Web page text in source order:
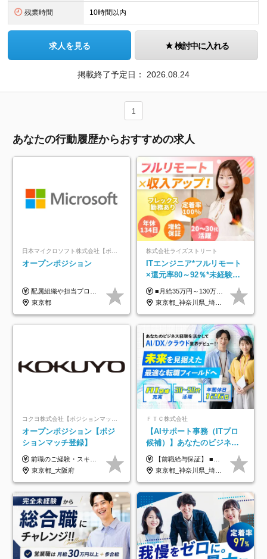
残業時間 10時間以内
求人を見る 検討中に入れる
掲載終了予定日： 2026.08.24
1
あなたの行動履歴からおすすめの求人
日本マイクロソフト株式会社【ポジションマッチ登録】
オープンポジション
配属組織や担当プロジェクトにより異なります。 ▼参考情報 ----------------------- 年俸650万～（1/12を月々支給） ※経験、能力を考慮の上、当社規定により優遇いたします。 ※時間外、休日出勤、深夜手当に対する賃金も基本年俸に含みます。
東京都
株式会社ライズストリート
ITエンジニア*フルリモート
×還元率80～92％*未経験歓
迎*年休134日*月給35万～*
定着率100%
■月給35万円～130万円＋賞与年2回＋各種手当 ※システムエンジニアの経験をお持ちの方は月給41万円以上＋賞与年2回（108万円～）＋手当 ■単価（年収）アップのチャンスは最大年12回 ※残業代は1分単位で100％全額支給。サービス残業などは一切ありません ※試用期間6ヵ月（試用期間中の待遇・給与に差はありません）
東京都_神奈川県_埼玉県_千葉県_大阪府_愛知県_北海道_青森県_岩手県_宮城県_秋田県_山形県_福島県_茨城県_栃木県_群馬県_新潟県_山梨県_長野県_富山県_石川県_福井県_静岡県_岐阜県_三重県_兵庫県_京都府_滋賀県_奈良県_和歌山県_広島県_岡山県_鳥取県_島根県_山口県_徳島県_香川県_愛媛県_高知県_福岡県_熊本県_佐賀県_長崎県_大分県_宮崎県_鹿児島県_沖縄県
コクヨ株式会社【ポジションマッチ登録】
オープンポジション【ポジ
ションマッチ登録】
前職のご経験・スキル等を考慮して決定します。
東京都_大阪府
ＦＴＣ株式会社
【AIサポート事務（ITプロ
候補）】あなたのビジネス
経験をAI業界で活かす◆IT
未経験OK◆目指せるコンサ
ル
【前職給与保証】 ■未経験者： 月給30万円～35万円 ■ローキャリア（経験目安1年程度）： 月給35万円～40万円 ■経験者（経験目安3年以上）： 月給40万円～60万円 ■即戦力（経験目安5年以上）： 月給45万円～80万円 ※上記金額には固定残業代30時間分 【未経験者5万5000円～7万3000円、 ローキャリア6万4000円～7万3000円、 経験者5万8000円～10万9000円、 即戦力8万2000円～14万5000円】を含みます。 ※30時間を超える場合は追加で全額支給します。 ※経験・能力・前職給与などを総合的に評価したうえでご納得いただけるよう個別決定。 未経験者の場合、前職給与とポテンシャルを査定のうえ決定いたします。 ※日本国内でのIT業界経験、または同等の実務経験と能力に応じて決定します。 ※前職給与は日本円かつ、日本国内での実績に基づき評価します。 【納得の評価システム】 ★クォーター毎に査定する評価制度導入！ 明確な評価基準で翌年度年収を上げましょう！ ★評価対象期間に在籍中のほとんどの社員が昇給し 年収アップを実現しています！ ★様々なインセンティブ制度を用意し多角的に正当評価しています！ ※試用期間6カ月（期間中の待遇等に差異なし）
東京都_神奈川県_埼玉県_千葉県